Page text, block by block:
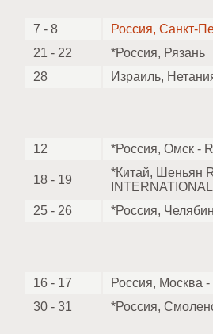
7 - 8
Россия, Санкт-
21 - 22
*Россия, Рязань
28
Израиль,
12 *Россия, Омск -
18 - 19
*Китай, Шеньян
INTERNATIONAL
25 - 26
*Россия,
16 - 17
Россия, Москва
30 - 31
*Россия,